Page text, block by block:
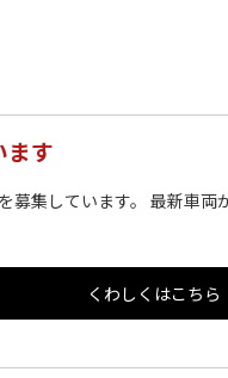
ます
募集しています。 最新車
くわしくはこちら